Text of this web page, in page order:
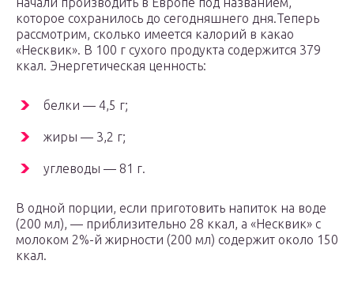
которое сохранилось до сегодняшнего дня.Теперь
рассмотрим, сколько имеется калорий в какао
«Несквик». В 100 г сухого продукта содержится 379
ккал. Энергетическая ценность:
белки — 4,5 г;
жиры — 3,2 г;
углеводы — 81 г.
В одной порции, если приготовить напиток на воде
(200 мл), — приблизительно 28 ккал, а «Несквик» с
молоком 2%-й жирности (200 мл) содержит около 150
ккал.